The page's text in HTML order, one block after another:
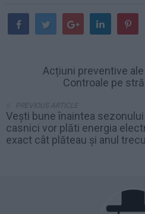
Acțiuni preventive
Controale pe
PREVIOUS ARTICLE
Vești bune înaintea
casnici vor plăti energia
exact cât plăteau și anul